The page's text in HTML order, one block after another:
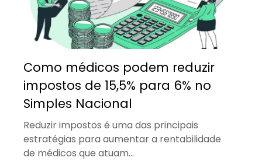
Como médicos podem reduzir
impostos de 15,5% para 6% no
Simples Nacional
Reduzir impostos é uma das principais
estratégias para aumentar a rentabilidade
de médicos que atuam...